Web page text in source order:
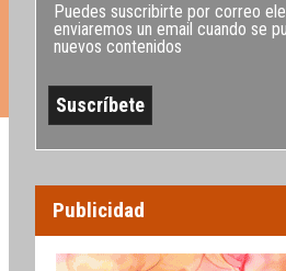
Puedes suscribirte por correo
enviaremos un email cuando se
nuevos contenidos
Publicidad